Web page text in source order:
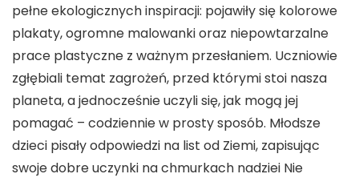
pełne ekologicznych inspiracji: pojawiły się kolorowe
plakaty, ogromne malowanki oraz niepowtarzalne
prace plastyczne z ważnym przesłaniem. Uczniowie
zgłębiali temat zagrożeń, przed którymi stoi nasza
planeta, a jednocześnie uczyli się, jak mogą jej
pomagać – codziennie w prosty sposób. Młodsze
dzieci pisały odpowiedzi na list od Ziemi, zapisując
swoje dobre uczynki na chmurkach nadziei Nie